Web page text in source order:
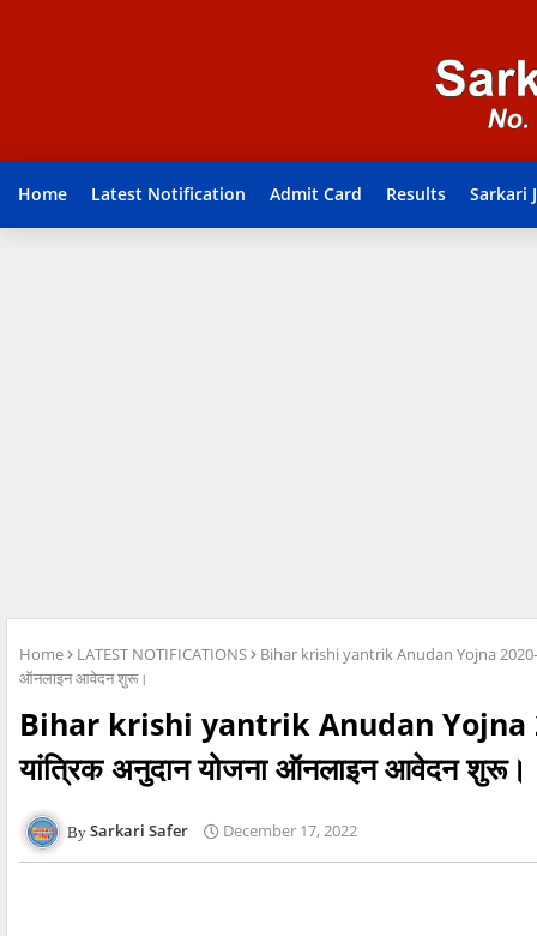
Home Latest Notification Admit Card Results Sarkari
Home LATEST NOTIFICATIONS
Bihar krishi yantrik Anudan Yojna
ऑनलाइन आवेदन शुरू।
Bihar krishi yantrik Anudan Yojna
यांत्रिक अनुदान योजना ऑनलाइन आवेदन शुरू।
Sarkari Safer December 17, 2022